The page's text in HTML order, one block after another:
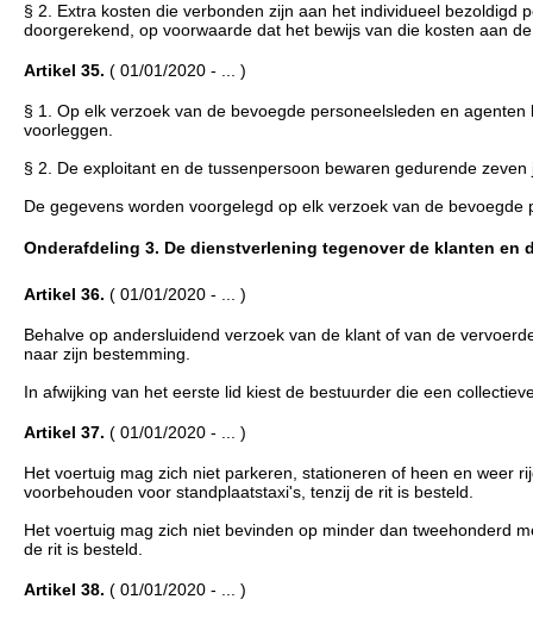
§ 2. Extra kosten die verbonden zijn aan het individueel
doorgerekend, op voorwaarde dat het bewijs van die kosten aan
Artikel 35. ( 01/01/2020 - ... )
§ 1. Op elk verzoek van de bevoegde personeelsleden en
voorleggen.
§ 2. De exploitant en de tussenpersoon bewaren gedurende
De gegevens worden voorgelegd op elk verzoek van de bevoegde
Onderafdeling 3. De dienstverlening tegenover de klanten en
Artikel 36. ( 01/01/2020 - ... )
Behalve op andersluidend verzoek van de klant of van de
naar zijn bestemming.
In afwijking van het eerste lid kiest de bestuurder die een
Artikel 37. ( 01/01/2020 - ... )
Het voertuig mag zich niet parkeren, stationeren of heen en weer
voorbehouden voor standplaatstaxi's, tenzij de rit is besteld.
Het voertuig mag zich niet bevinden op minder dan tweehonderd
de rit is besteld.
Artikel 38. ( 01/01/2020 - ... )